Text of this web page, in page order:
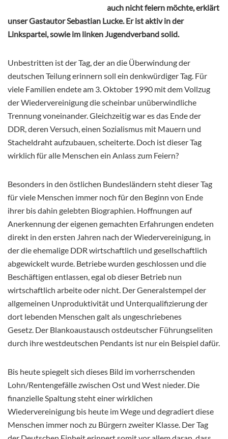
auch nicht feiern möchte, erklärt
unser Gastautor Sebastian Lucke. Er ist aktiv in der
Linkspartei, sowie im linken Jugendverband solid.
Unbestritten ist der Tag, der an die Überwindung der
deutschen Teilung erinnern soll ein denkwürdiger Tag. Für
viele Familien endete am 3. Oktober 1990 mit dem Vollzug
der Wiedervereinigung die scheinbar unüberwindliche
Trennung voneinander. Gleichzeitig war es das Ende der
DDR, deren Versuch, einen Sozialismus mit Mauern und
Stacheldraht aufzubauen, scheiterte. Doch ist dieser Tag
wirklich für alle Menschen ein Anlass zum Feiern?
Besonders in den östlichen Bundesländern steht dieser Tag
für viele Menschen immer noch für den Beginn von Ende
ihrer bis dahin gelebten Biographien. Hoffnungen auf
Anerkennung der eigenen gemachten Erfahrungen endeten
direkt in den ersten Jahren nach der Wiedervereinigung, in
der die ehemalige DDR wirtschaftlich und gesellschaftlich
abgewickelt wurde. Betriebe wurden geschlossen und die
Beschäftigen entlassen, egal ob dieser Betrieb nun
wirtschaftlich arbeite oder nicht. Der Generalstempel der
allgemeinen Unproduktivität und Unterqualifizierung der
dort lebenden Menschen galt als ungeschriebenes
Gesetz. Der Blankoaustausch ostdeutscher Führungseliten
durch ihre westdeutschen Pendants ist nur ein Beispiel dafür.
Bis heute spiegelt sich dieses Bild im vorherrschenden
Lohn/Rentengefälle zwischen Ost und West nieder. Die
finanzielle Spaltung steht einer wirklichen
Wiedervereinigung bis heute im Wege und degradiert diese
Menschen immer noch zu Bürgern zweiter Klasse. Der Tag